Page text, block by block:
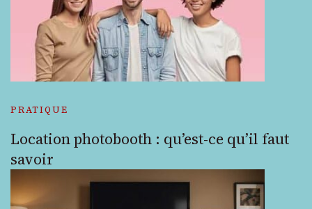
PRATIQUE
Location photobooth : qu’est-ce qu’il faut
savoir